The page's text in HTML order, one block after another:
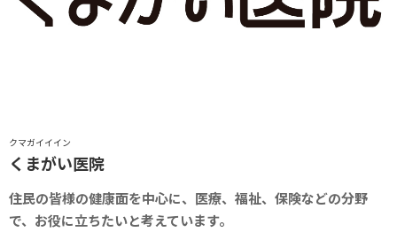
クマガイイイン
くまがい医院
住民の皆様の健康面を中心に、医療、福祉、保険などの分野
で、お役に立ちたいと考えています。